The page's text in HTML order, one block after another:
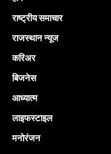
राष्ट्रीय समाचार
राजस्थान न्यूज
करिअर
बिजनेस
आध्यात्म
लाइफस्टाइल
मनोरंजन